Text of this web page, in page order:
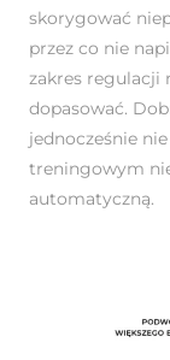
skorygować
przez co nie
zakres regulacji
dopasować.
jednocześnie
treningowym
automatyczną.